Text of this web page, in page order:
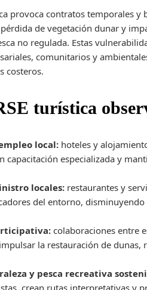
provoca contratos temporales y
de vegetación dunar y
no regulada. Estas
comunitarios y
costeros.
turística
local: hoteles y
capacitación especializada y
locales: restaurantes y
del entorno,
colaboraciones entre
la restauración de dunas,
y pesca recreativa